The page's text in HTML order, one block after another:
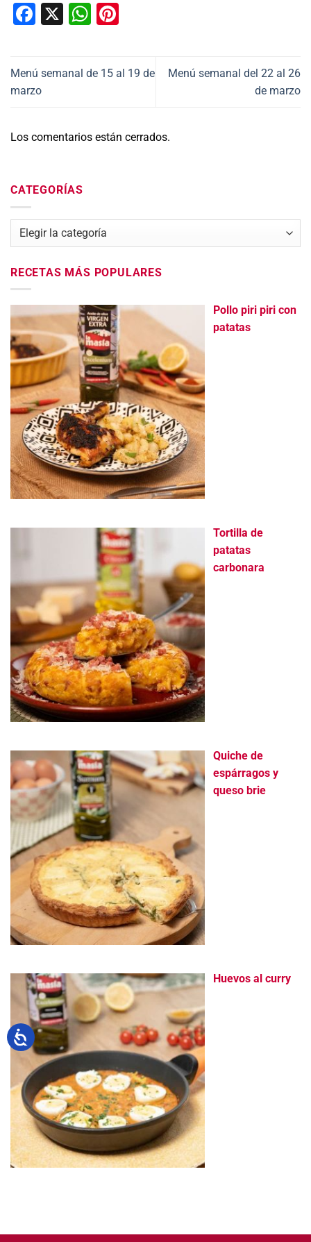
Facebook
X WhatsApp
Menú semanal de 15 al 19 de
marzo
Menú semanal del 22 al 26
de marzo
Los comentarios están cerrados.
CATEGORÍAS
Categorías
RECETAS MÁS POPULARES
Pollo piri piri con
patatas
Tortilla de
patatas
carbonara
Quiche de
espárragos y
queso brie
Huevos al curry